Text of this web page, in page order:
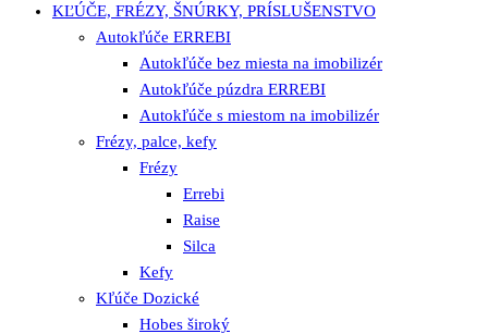
KĽÚČE, FRÉZY, ŠNÚRKY, PRÍSLUŠENSTVO
Autokľúče ERREBI
Autokľúče bez miesta na imobilizér
Autokľúče púzdra ERREBI
Autokľúče s miestom na imobilizér
Frézy, palce, kefy
Frézy
Errebi
Raise
Silca
Kefy
Kľúče Dozické
Hobes široký